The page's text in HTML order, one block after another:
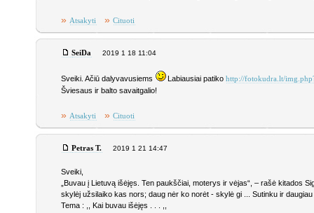
» Atsakyti » Cituoti
SeiDa 2019 1 18 11:04
Sveiki. Ačiū dalyvavusiems Labiausiai patikohttp://fotokudra.lt/
Šviesaus ir balto savaitgalio!
» Atsakyti » Cituoti
Petras T. 2019 1 21 14:47
Sveiki,
„Buvau į Lietuvą išėjęs. Ten paukščiai, moterys ir vėjas“, – rašė kitados
skylėj užsilaiko kas nors; daug nėr ko norėt - skylė gi ... Sutinku ir
Tema : ,, Kai buvau išėjęs . . . ,,